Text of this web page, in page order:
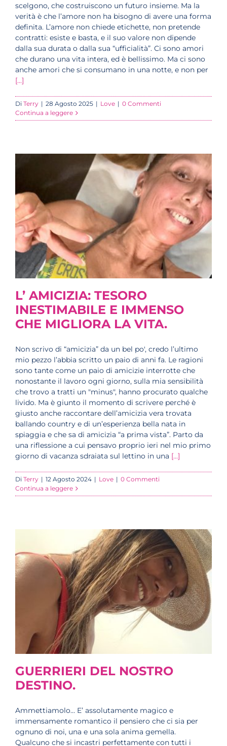
scelgono, che costruiscono un futuro insieme. Ma la
verità è che l’amore non ha bisogno di avere una forma
definita. L’amore non chiede etichette, non pretende
contratti: esiste e basta, e il suo valore non dipende
dalla sua durata o dalla sua “ufficialità”. Ci sono amori
che durano una vita intera, ed è bellissimo. Ma ci sono
anche amori che si consumano in una notte, e non per
[...]
Di Terry | 28 Agosto 2025 | Love | 0 Commenti
Continua a leggere
L’ AMICIZIA: TESORO
INESTIMABILE E IMMENSO
CHE MIGLIORA LA VITA.
Non scrivo di “amicizia” da un bel po', credo l’ultimo
mio pezzo l’abbia scritto un paio di anni fa. Le ragioni
sono tante come un paio di amicizie interrotte che
nonostante il lavoro ogni giorno, sulla mia sensibilità
che trovo a tratti un "minus", hanno procurato qualche
livido. Ma è giunto il momento di scrivere perché è
giusto anche raccontare dell’amicizia vera trovata
ballando country e di un’esperienza bella nata in
spiaggia e che sa di amicizia “a prima vista”. Parto da
una riflessione a cui pensavo proprio ieri nel mio primo
giorno di vacanza sdraiata sul lettino in una [...]
Di Terry | 12 Agosto 2024 | Love | 0 Commenti
Continua a leggere
GUERRIERI DEL NOSTRO
DESTINO.
Ammettiamolo… E’ assolutamente magico e
immensamente romantico il pensiero che ci sia per
ognuno di noi, una e una sola anima gemella.
Qualcuno che si incastri perfettamente con tutti i